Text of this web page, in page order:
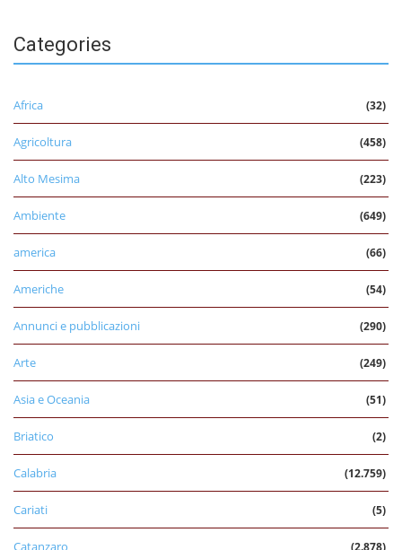
Categories
Africa (32)
Agricoltura (458)
Alto Mesima (223)
Ambiente (649)
america (66)
Americhe (54)
Annunci e pubblicazioni (290)
Arte (249)
Asia e Oceania (51)
Briatico (2)
Calabria (12.759)
Cariati (5)
Catanzaro (2.878)